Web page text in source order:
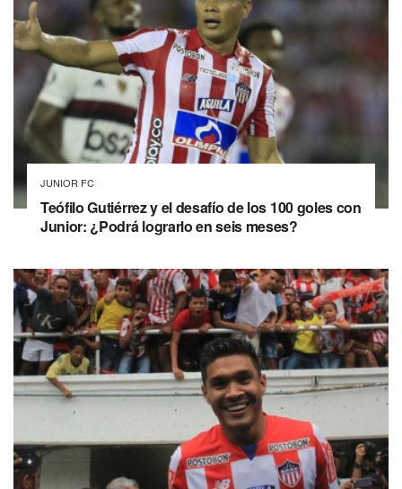
JUNIOR FC
Teófilo Gutiérrez y el desafío de los 100 goles con
Junior: ¿Podrá lograrlo en seis meses?